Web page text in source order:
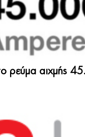
ρεύμα αιχμής